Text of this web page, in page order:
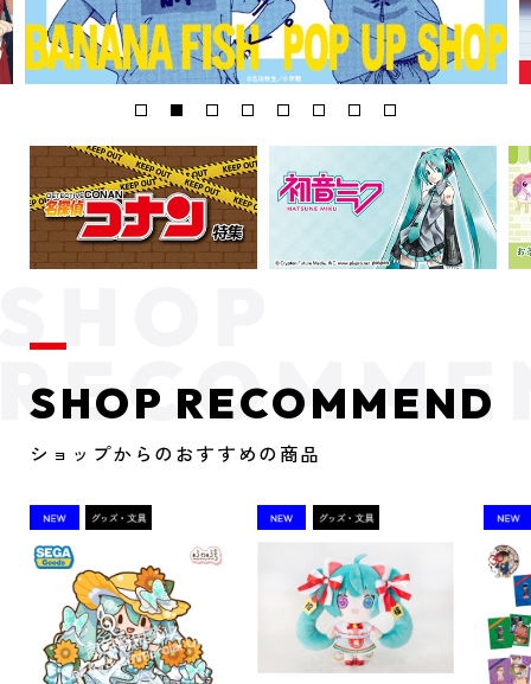
SHOP RECOMMEND
ショップからのおすすめの商品